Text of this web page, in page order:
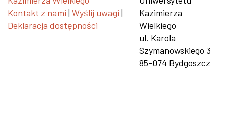
Kontakt z nami | Wyślij uwagi |
Deklaracja dostępności
Kazimierza
Wielkiego
ul. Karola
Szymanowskiego 3
85-074 Bydgoszcz